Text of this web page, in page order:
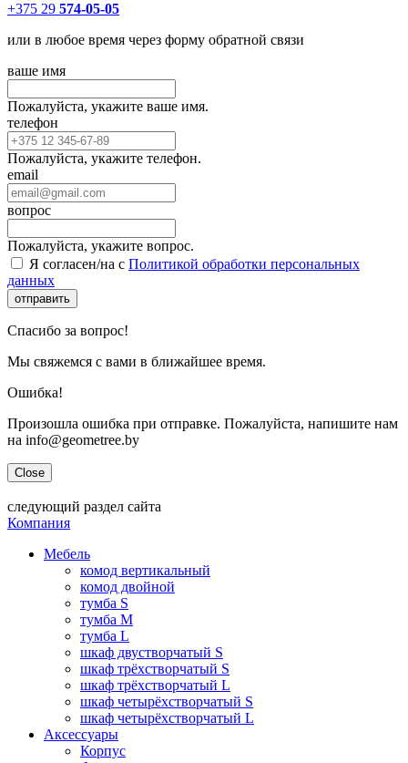
+375 29 574-05-05
или в любое время через форму обратной связи
ваше имя
Пожалуйста, укажите ваше имя.
телефон
Пожалуйста, укажите телефон.
email
вопрос
Пожалуйста, укажите вопрос.
Я согласен/на с Политикой обработки персональных
данных
отправить
Спасибо за вопрос!
Мы свяжемся с вами в ближайшее время.
Ошибка!
Произошла ошибка при отправке. Пожалуйста, напишите нам
на info@geometree.by
Close
следующий раздел сайта
Компания
Мебель
комод вертикальный
комод двойной
тумба S
тумба M
тумба L
шкаф двустворчатый S
шкаф трёхстворчатый S
шкаф трёхстворчатый L
шкаф четырёхстворчатый S
шкаф четырёхстворчатый L
Аксессуары
Корпус